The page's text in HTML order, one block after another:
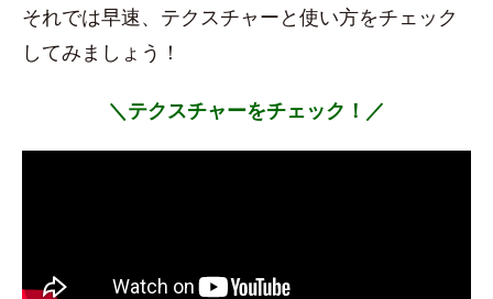
それでは早速、テクスチャーと使い方をチェック
してみましょう！
＼テクスチャーをチェック！／